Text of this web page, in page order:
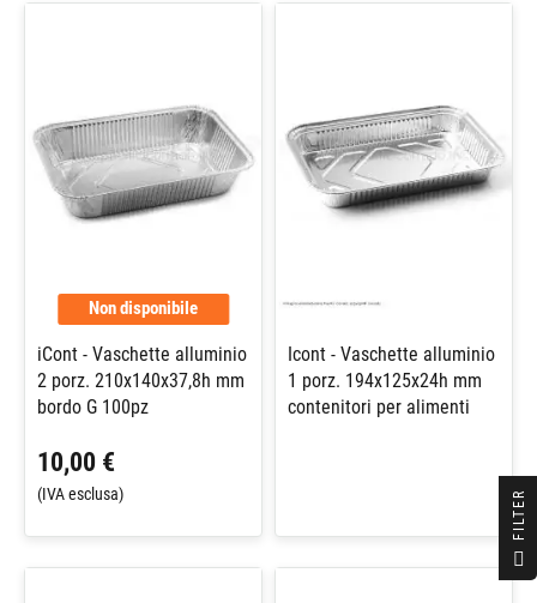
Non disponibile
iCont - Vaschette alluminio
2 porz. 210x140x37,8h mm
bordo G 100pz
10,00 €
(IVA esclusa)
Icont - Vaschette alluminio
1 porz. 194x125x24h mm
contenitori per alimenti
R